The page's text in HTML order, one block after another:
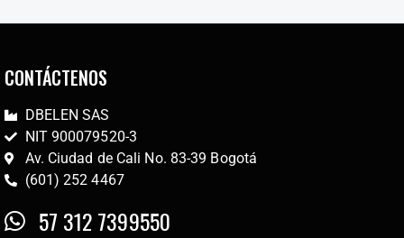
CONTÁCTENOS
DBELEN SAS
NIT 900079520-3
Av. Ciudad de Cali No. 83-39 Bogotá
(601) 252 4467
57 312 7399550